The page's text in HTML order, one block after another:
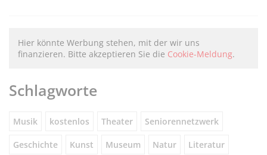
Hier könnte Werbung stehen, mit der wir uns
finanzieren. Bitte akzeptieren Sie die Cookie-Meldung.
Schlagworte
Musik kostenlos Theater Seniorennetzwerk
Geschichte Kunst Museum Natur Literatur